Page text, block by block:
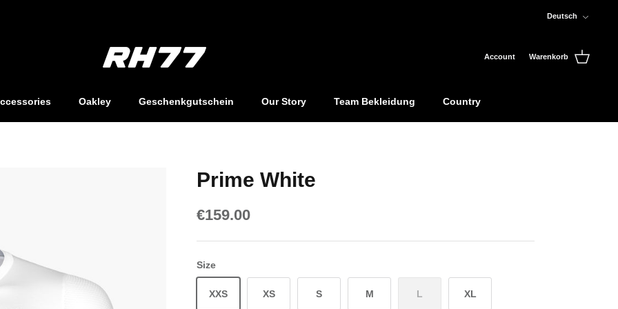
Deutsch
Account Warenkorb
Oakley Geschenkgutschein Our Story Team Bekleidung Country
Prime White
€159.00
Size
XXS XS S M L XL